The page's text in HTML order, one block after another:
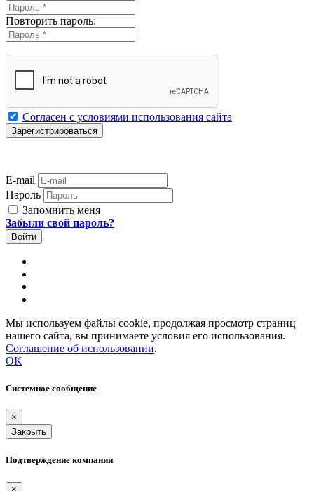
Повторить пароль:
Согласен с условиями использования сайта
E-mail
Пароль
Запомнить меня
Забыли свой пароль?
Мы используем файлы cookie, продолжая просмотр страниц
нашего сайта, вы принимаете условия его использования.
Соглашение об использовании.
OK
Системное сообщение
×
Закрыть
Подтверждение компании